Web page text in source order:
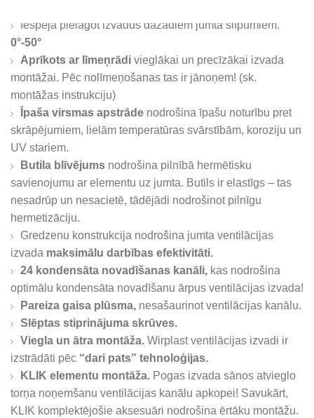
Iespēja pielāgot izvadus dažādiem jumta slīpumiem.
0°-50°
Aprīkots ar līmeņrādi vieglākai un precīzākai izvada
montāžai. Pēc nolīmeņošanas tas ir jānoņem! (sk.
montāžas instrukciju)
Īpaša virsmas apstrāde nodrošina īpašu noturību pret
skrāpējumiem, lielām temperatūras svārstībām, koroziju un
UV stariem.
Butila blīvējums nodrošina pilnībā hermētisku
savienojumu ar elementu uz jumta. Butils ir elastīgs – tas
nesadrūp un nesacietē, tādējādi nodrošinot pilnīgu
hermetizāciju.
Gredzenu konstrukcija nodrošina jumta ventilācijas
izvada maksimālu darbības efektivitāti.
24 kondensāta novadīšanas kanāli, kas nodrošina
optimālu kondensāta novadīšanu ārpus ventilācijas izvada!
Pareiza gaisa plūsma, nesašaurinot ventilācijas kanālu.
Slēptas stiprinājuma skrūves.
Viegla un ātra montāža. Wirplast ventilācijas izvadi ir
izstrādāti pēc “dari pats” tehnoloģijas.
KLIK elementu montāža. Pogas izvada sānos atvieglo
torņa noņemšanu ventilācijas kanālu apkopei! Savukārt,
KLIK komplektējošie aksesuāri nodrošina ērtāku montāžu.